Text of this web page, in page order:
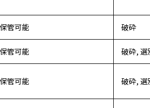
管可能 破砕
管可能 破砕, 選
管可能 破砕, 選